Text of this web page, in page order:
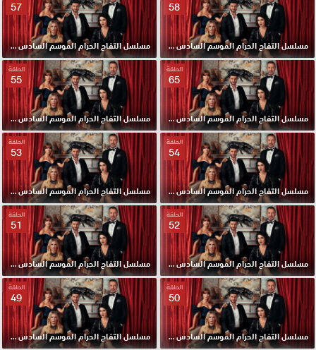
58
مسلسل التفاح الحرام الموسم السادس مدبلج الحلقة 58 HD
57
مسلسل التفاح الحرام الموسم السادس مدبلج الحلقة 57 HD
الحلقة
65
مسلسل التفاح الحرام الموسم السادس مدبلج الحلقة 56 HD
الحلقة
55
مسلسل التفاح الحرام الموسم السادس مدبلج الحلقة 55 HD
الحلقة
54
مسلسل التفاح الحرام الموسم السادس مدبلج الحلقة 54 HD
الحلقة
53
مسلسل التفاح الحرام الموسم السادس مدبلج الحلقة 53 HD
الحلقة
52
مسلسل التفاح الحرام الموسم السادس مدبلج الحلقة 52 HD
الحلقة
51
مسلسل التفاح الحرام الموسم السادس مدبلج الحلقة 51 HD
الحلقة
50
مسلسل التفاح الحرام الموسم السادس مدبلج الحلقة 50 HD
الحلقة
49
مسلسل التفاح الحرام الموسم السادس مدبلج الحلقة 49 HD